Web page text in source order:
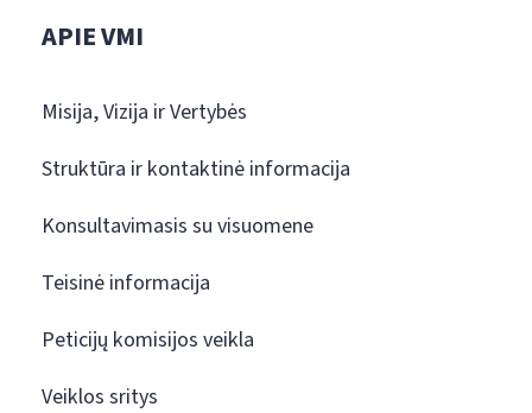
APIE VMI
Misija, Vizija ir Vertybės
Struktūra ir kontaktinė informacija
Konsultavimasis su visuomene
Teisinė informacija
Peticijų komisijos veikla
Veiklos sritys